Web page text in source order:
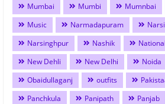
Mumbai
Mumbi Mumnbai
Music
Narmadapuram
Narsinghpur
Nashik National
New Dehli
New Delhi Noida
Obaidullaganj
outfits
Panchkula
Panipath Panjab